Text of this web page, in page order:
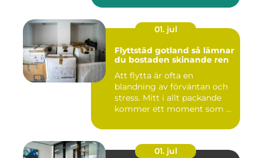
01. jul
Flyttstäd gotland så lämnar
du bostaden skinande ren
Att flytta är ofta en
blandning av förväntan och
stress. Mitt i allt packande
kommer ett moment som ...
01. jul